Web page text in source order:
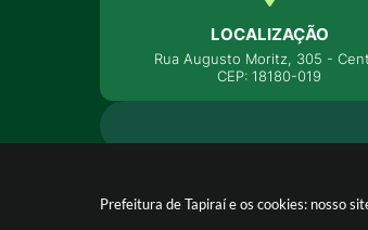
Prefeitura de Tapiraí e os cookies: nosso
LOCALIZAÇÃO
Rua Augusto Moritz, 305 -
CEP: 18180-019